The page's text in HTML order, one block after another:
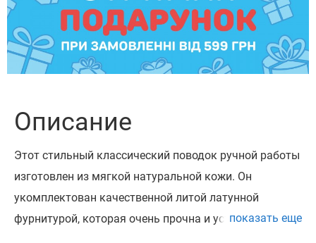
Описание
Этот стильный классический поводок ручной работы
изготовлен из мягкой натуральной кожи. Он
укомплектован качественной литой латунной
фурнитурой, которая очень прочна и устойчива к
показать еще